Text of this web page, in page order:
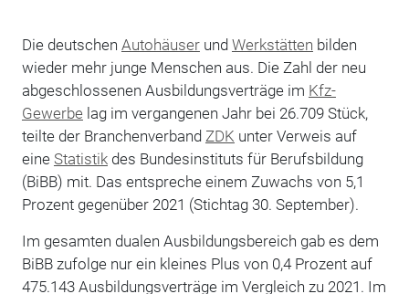
Die deutschen Autohäuserund Werkstätten bilden
wieder mehr junge Menschen aus. Die Zahl der neu
abgeschlossenen Ausbildungsverträge im Kfz-
Gewerbe lag im vergangenen Jahr bei 26.709 Stück,
teilte der Branchenverband ZDK unter Verweis auf
eine Statistikdes Bundesinstituts für Berufsbildung
(BiBB) mit. Das entspreche einem Zuwachs von 5,1
Prozent gegenüber 2021 (Stichtag 30. September).
Im gesamten dualen Ausbildungsbereich gab es dem
BiBB zufolge nur ein kleines Plus von 0,4 Prozent auf
475.143 Ausbildungsverträge im Vergleich zu 2021. Im